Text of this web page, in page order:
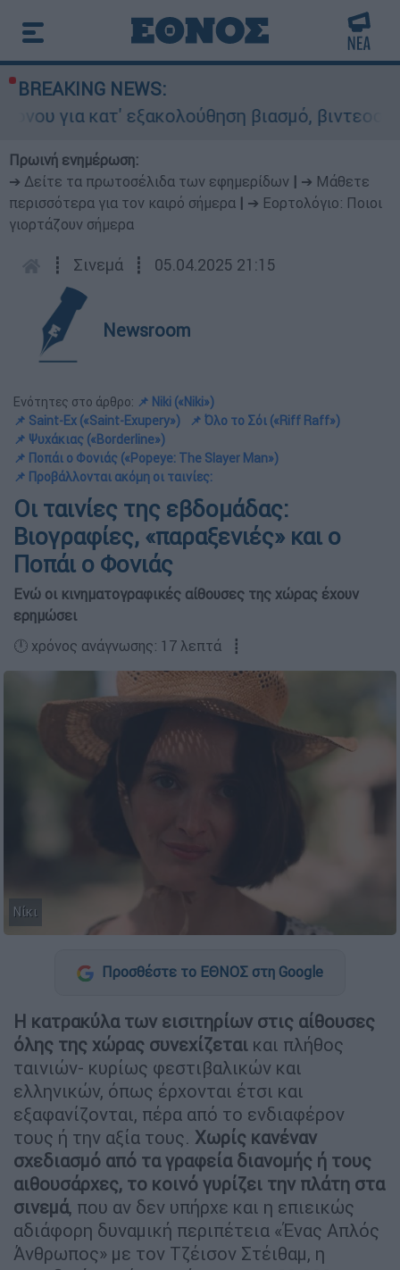
BREAKING NEWS:
εξακολούθηση βιασμό, βιντεοσκόπηση και
Πρωινή ενημέρωση:
➔ Δείτε τα πρωτοσέλιδα των εφημερίδων
➔ Μάθετε
περισσότερα για τον καιρό σήμερα
➔ Εορτολόγιο: Ποιοι
γιορτάζουν σήμερα
┋ Σινεμά ┋ 05.04.2025 21:15
Newsroom
Ενότητες στο άρθρο: 📌 Niki («Niki»)
📌 Saint-Ex («Saint-Exupery»)
📌 Όλο το Σόι («Riff Raff»)
📌 Ψυχάκιας («Borderline»)
📌 Ποπάι ο Φονιάς («Popeye: The Slayer Man»)
📌 Προβάλλονται ακόμη οι ταινίες:
Οι ταινίες της εβδομάδας:
Βιογραφίες, «παραξενιές» και ο
Ποπάι ο Φονιάς
Ενώ οι κινηματογραφικές αίθουσες της χώρας έχουν
ερημώσει
🕛 χρόνος ανάγνωσης: 17 λεπτά ┋
Νίκι
Προσθέστε το ΕΘΝΟΣ στη Google
Η κατρακύλα των εισιτηρίων στις αίθουσες
όλης της χώρας συνεχίζεται και πλήθος
ταινιών- κυρίως φεστιβαλικών και
ελληνικών, όπως έρχονται έτσι και
εξαφανίζονται, πέρα από το ενδιαφέρον
τους ή την αξία τους. Χωρίς κανέναν
σχεδιασμό από τα γραφεία διανομής ή τους
αιθουσάρχες, το κοινό γυρίζει την πλάτη στα
σινεμά, που αν δεν υπήρχε και η επιεικώς
αδιάφορη δυναμική περιπέτεια «Ένας Απλός
Άνθρωπος» με τον Τζέισον Στέιθαμ, η